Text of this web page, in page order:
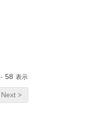
- 58 表示
Next >